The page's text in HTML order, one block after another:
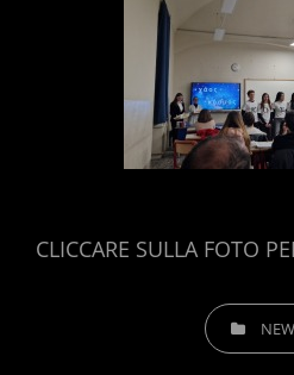
CLICCARE SULLA FOTO
CATEGORIES